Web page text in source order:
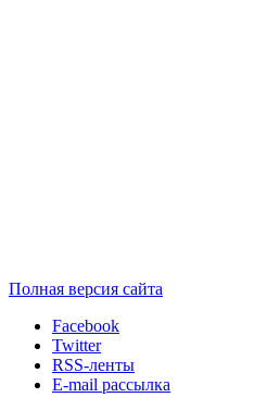
Полная версия сайта
Facebook
Twitter
RSS-ленты
E-mail рассылка